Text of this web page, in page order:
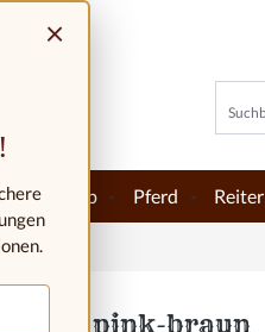
Pferd Reiter
Kinder
pink-braun
×